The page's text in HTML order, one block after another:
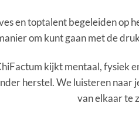
en toptalent begeleiden
om kunt gaan met de
kijkt mentaal, fysiek
herstel. We luisteren
van elkaar te